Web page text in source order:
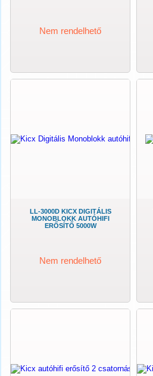
Nem rendelhető
LL-3000D KICX DIGITÁLIS
MONOBLOKK AUTÓHIFI
ERŐSÍTŐ 5000W
Nem rendelhető